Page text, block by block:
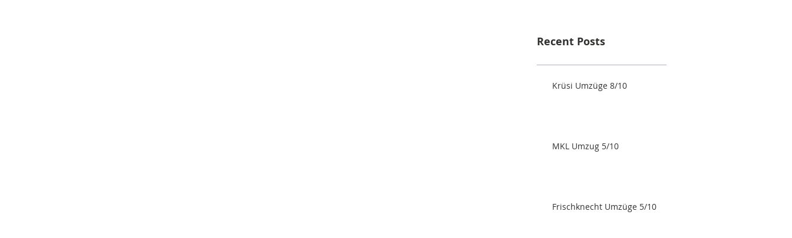
Recent Posts
Krüsi Umzüge 8/10
MKL Umzug 5/10
Frischknecht Umzüge 5/10